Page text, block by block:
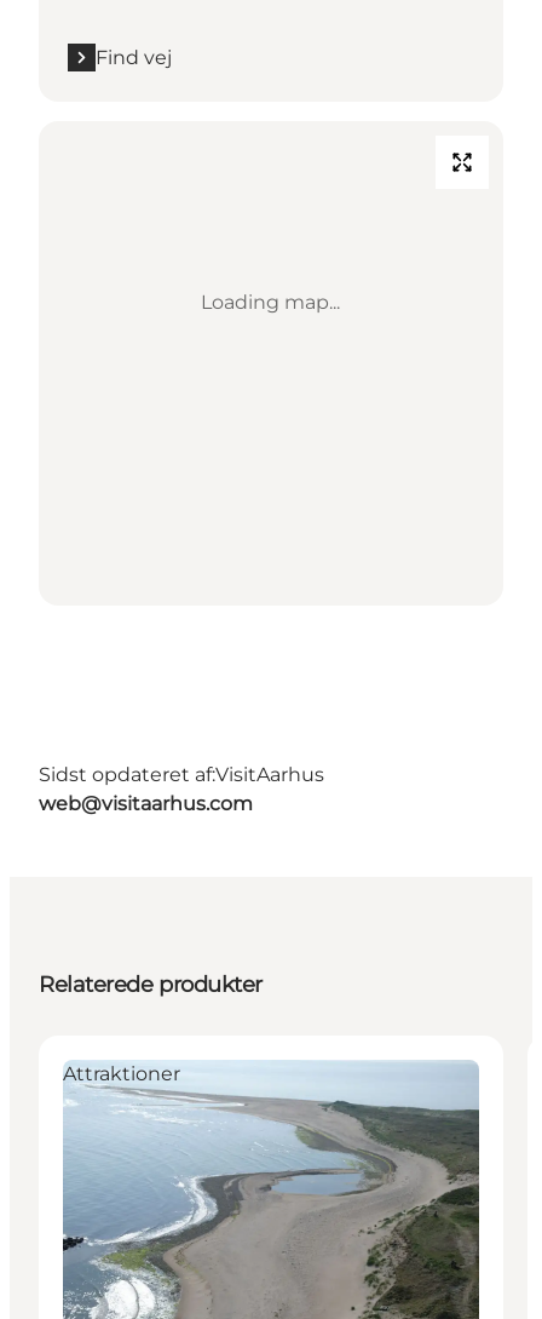
Find vej
Loading map...
Sidst opdateret af:VisitAarhus
web@visitaarhus.com
Relaterede produkter
Attraktioner